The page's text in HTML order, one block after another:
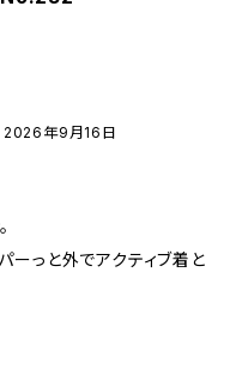
2026年9月16日
ーっと外でアクティブ着と